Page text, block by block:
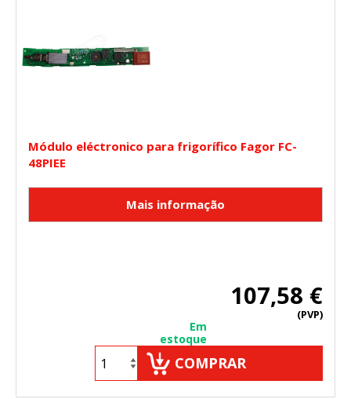
Módulo eléctronico para frigorífico Fagor FC-
48PIEE
107,58 €
(PVP)
Em
estoque
COMPRAR